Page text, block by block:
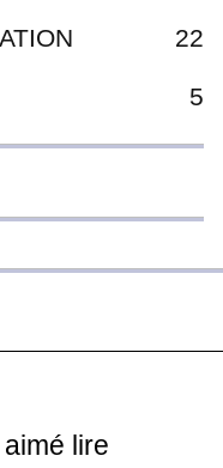
22
5
lire